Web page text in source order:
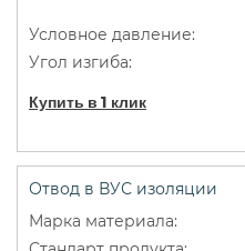
Купить в 1 клик
Отвод в ВУС изоляции